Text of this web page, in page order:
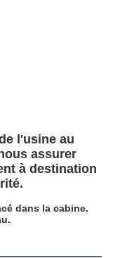
l'usine au
assurer
à destination
dans la cabine.